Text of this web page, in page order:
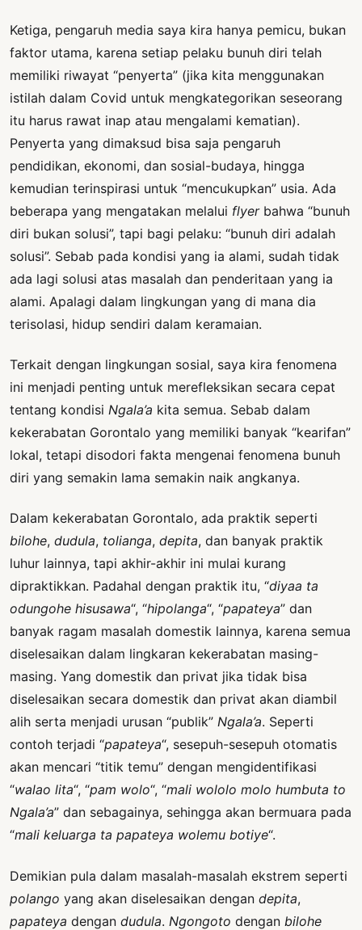
Ketiga, pengaruh media saya kira hanya pemicu, bukan
faktor utama, karena setiap pelaku bunuh diri telah
memiliki riwayat “penyerta” (jika kita menggunakan
istilah dalam Covid untuk mengkategorikan seseorang
itu harus rawat inap atau mengalami kematian).
Penyerta yang dimaksud bisa saja pengaruh
pendidikan, ekonomi, dan sosial-budaya, hingga
kemudian terinspirasi untuk “mencukupkan” usia. Ada
beberapa yang mengatakan melalui flyerbahwa “bunuh
diri bukan solusi”, tapi bagi pelaku: “bunuh diri adalah
solusi”. Sebab pada kondisi yang ia alami, sudah tidak
ada lagi solusi atas masalah dan penderitaan yang ia
alami. Apalagi dalam lingkungan yang di mana dia
terisolasi, hidup sendiri dalam keramaian.
Terkait dengan lingkungan sosial, saya kira fenomena
ini menjadi penting untuk merefleksikan secara cepat
tentang kondisi Ngala’a kita semua. Sebab dalam
kekerabatan Gorontalo yang memiliki banyak “kearifan”
lokal, tetapi disodori fakta mengenai fenomena bunuh
diri yang semakin lama semakin naik angkanya.
Dalam kekerabatan Gorontalo, ada praktik seperti
bilohe, dudula, tolianga, depita, dan banyak praktik
luhur lainnya, tapi akhir-akhir ini mulai kurang
dipraktikkan. Padahal dengan praktik itu, “diyaa ta
odungohe hisusawa“, “hipolanga“, “papateya” dan
banyak ragam masalah domestik lainnya, karena semua
diselesaikan dalam lingkaran kekerabatan masing-
masing. Yang domestik dan privat jika tidak bisa
diselesaikan secara domestik dan privat akan diambil
alih serta menjadi urusan “publik” Ngala’a. Seperti
contoh terjadi “papateya“, sesepuh-sesepuh otomatis
akan mencari “titik temu” dengan mengidentifikasi
“walao lita“, “pam wolo“, “mali wololo molo humbuta to
Ngala’a” dan sebagainya, sehingga akan bermuara pada
“mali keluarga ta papateya wolemu botiye“.
Demikian pula dalam masalah-masalah ekstrem seperti
polango yang akan diselesaikan dengan depita,
papateya dengan dudula. Ngongoto dengan bilohe